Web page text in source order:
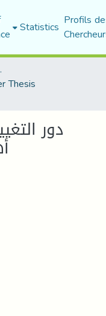
Statistics Profils
Thesis
دور